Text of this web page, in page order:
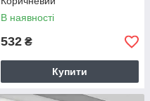
В наявності
532 ₴
Купити